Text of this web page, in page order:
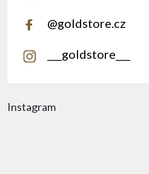
Instagram
@goldstore.cz
___goldstore___